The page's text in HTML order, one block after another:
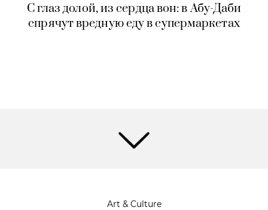
С глаз долой, из сердца вон: в Абу-Даби
спрячут вредную еду в супермаркетах
Art & Culture